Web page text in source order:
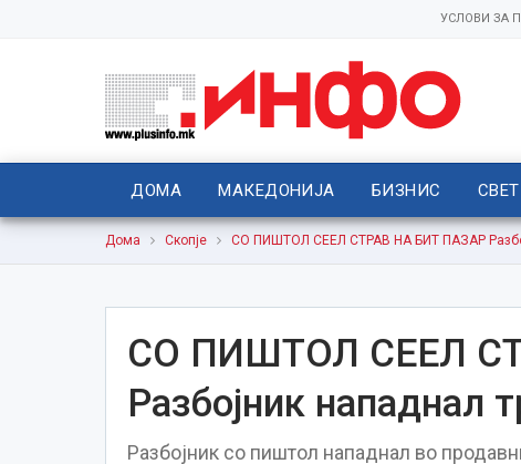
УСЛОВИ ЗА
ДОМА МАКЕДОНИЈА БИЗНИС СВЕТ
Дома Скопје СО ПИШТОЛ СЕЕЛ СТРАВ НА БИТ ПАЗАР
СО ПИШТОЛ СЕЕЛ
Разбојник нападнал
Разбојник со пиштол нападнал во